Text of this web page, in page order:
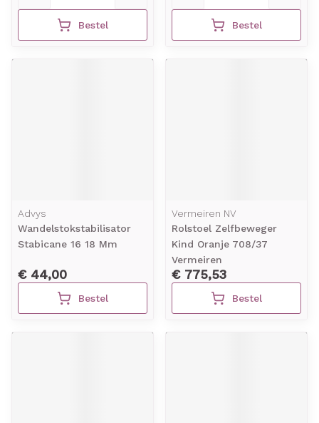
Bestel Bestel
Advys
Wandelstokstabilisator
Stabicane 16 18 Mm
€ 44,00
Bestel
Vermeiren NV
Rolstoel Zelfbeweger
Kind Oranje 708/37
Vermeiren
€ 775,53
Bestel